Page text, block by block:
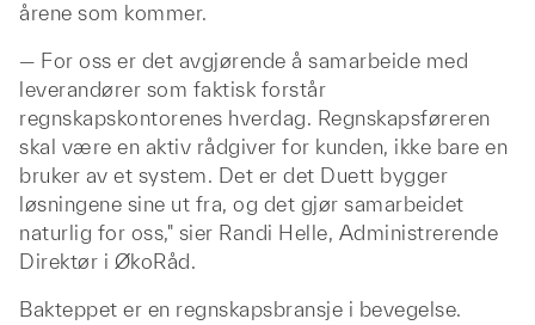
årene som kommer.
— For oss er det avgjørende å samarbeide med
leverandører som faktisk forstår
regnskapskontorenes hverdag. Regnskapsføreren
skal være en aktiv rådgiver for kunden, ikke bare en
bruker av et system. Det er det Duett bygger
løsningene sine ut fra, og det gjør samarbeidet
naturlig for oss," sier Randi Helle, Administrerende
Direktør i ØkoRåd.
Bakteppet er en regnskapsbransje i bevegelse.